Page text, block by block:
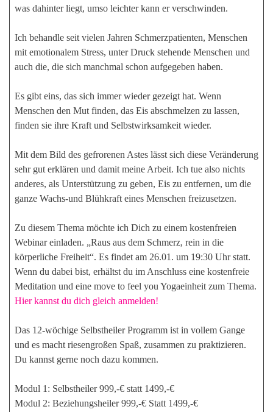
was dahinter liegt, umso leichter kann er verschwinden.
Ich behandle seit vielen Jahren Schmerzpatienten, Menschen
mit emotionalem Stress, unter Druck stehende Menschen und
auch die, die sich manchmal schon aufgegeben haben.
Es gibt eins, das sich immer wieder gezeigt hat. Wenn
Menschen den Mut finden, das Eis abschmelzen zu lassen,
finden sie ihre Kraft und Selbstwirksamkeit wieder.
Mit dem Bild des gefrorenen Astes lässt sich diese Veränderung
sehr gut erklären und damit meine Arbeit. Ich tue also nichts
anderes, als Unterstützung zu geben, Eis zu entfernen, um die
ganze Wachs-und Blühkraft eines Menschen freizusetzen.
Zu diesem Thema möchte ich Dich zu einem kostenfreien
Webinar einladen. „Raus aus dem Schmerz, rein in die
körperliche Freiheit“. Es findet am 26.01. um 19:30 Uhr statt.
Wenn du dabei bist, erhältst du im Anschluss eine kostenfreie
Meditation und eine move to feel you Yogaeinheit zum Thema.
Hier kannst du dich gleich anmelden!
Das 12-wöchige Selbstheiler Programm ist in vollem Gange
und es macht riesengroßen Spaß, zusammen zu praktizieren.
Du kannst gerne noch dazu kommen.
Modul 1: Selbstheiler 999,-€ statt 1499,-€
Modul 2: Beziehungsheiler 999,-€ Statt 1499,-€